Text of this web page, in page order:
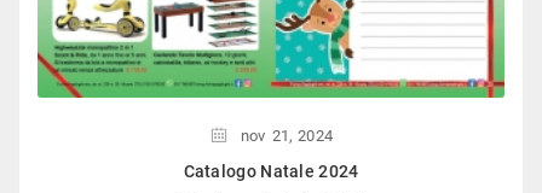
nov 21, 2024
Catalogo Natale 2024